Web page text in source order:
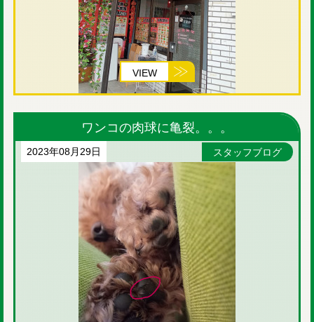
VIEW
ワンコの肉球に亀裂。。。
2023年08月29日 スタッフブログ